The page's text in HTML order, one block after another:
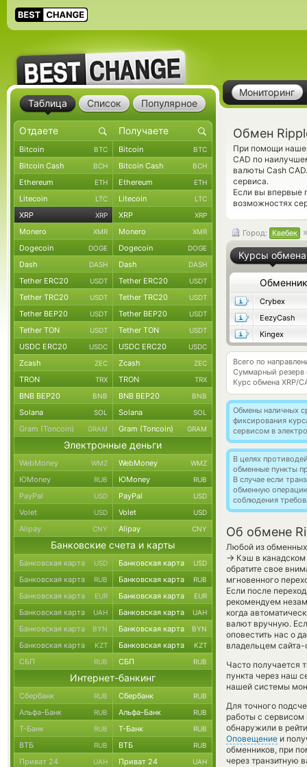
Мониторинг
Обмен
При помощи
CAD по
валюты Cash
сервиса.
Если вы впервые
возможностях
Город: Квебек
Курсы обмена
Обменник
Crybex
EezyCash
Kingex
Всего по
Суммарный резерв
Курс обмена XRP/
Обмены наличных
фиксирования
сервисом в
В целях
обменные пункты
В случае если
обменную
соблюдения
Об обмене
Любой из обменных
→ Кэш в
обратите свое
мгновенного
Если после
рекомендуем
когда
валют вручную.
оповестить нас о
владельцем
Часто получается
пункта через наш
нашей системы
Для точного
работы с
обнаружили в
Оповещение и
обменников, при
через транзитную
Таблица Список Популярное
Bitcoin BTC Bitcoin BTC
Bitcoin Cash BCH Bitcoin Cash BCH
Ethereum ETH Ethereum ETH
Litecoin LTC Litecoin LTC
XRP XRP XRP XRP
Monero XMR Monero XMR
Dogecoin DOGE Dogecoin DOGE
Dash DASH Dash DASH
Tether ERC20 USDT Tether ERC20 USDT
Tether TRC20 USDT Tether TRC20 USDT
Tether BEP20 USDT Tether BEP20 USDT
Tether TON USDT Tether TON USDT
USDC ERC20 USDC USDC ERC20 USDC
Zcash ZEC Zcash ZEC
TRON TRX TRON TRX
BNB BEP20 BNB BNB BEP20 BNB
Solana SOL Solana SOL
Gram (Toncoin) GRAM Gram (Toncoin) GRAM
Электронные деньги
WebMoney WMZ WebMoney WMZ
ЮMoney RUB ЮMoney RUB
PayPal USD PayPal USD
Volet USD Volet USD
Alipay CNY Alipay CNY
Банковские счета и карты
Банковская карта USD Банковская карта USD
Банковская карта RUB Банковская карта RUB
Банковская карта EUR Банковская карта EUR
Банковская карта UAH Банковская карта UAH
Банковская карта BYN Банковская карта BYN
Банковская карта KZT Банковская карта KZT
СБП RUB СБП RUB
Интернет-банкинг
Сбербанк RUB Сбербанк RUB
Альфа-Банк RUB Альфа-Банк RUB
Т-Банк RUB Т-Банк RUB
ВТБ RUB ВТБ RUB
Приват 24 UAH Приват 24 UAH